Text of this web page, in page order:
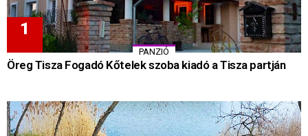
PANZIÓ
Öreg Tisza Fogadó Kőtelek szoba kiadó a Tisza partján